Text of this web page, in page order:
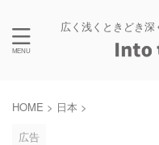
広く浅くときどき深
HOME > 日本 >
広告